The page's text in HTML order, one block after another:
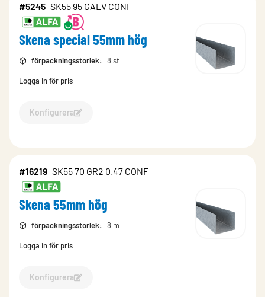
#5245 SK55 95 GALV CONF
Skena special 55mm hög
förpackningsstorlek: 8 st
Logga in för pris
Konfigurera
Konfigurera Skena special 55mm hög-5245
#16219 SK55 70 GR2 0.47 CONF
Skena 55mm hög
förpackningsstorlek: 8 m
Logga in för pris
Konfigurera
Konfigurera Skena 55mm hög-16219